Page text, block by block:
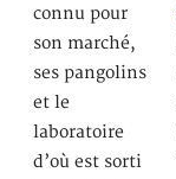
connu pour
son marché,
ses pangolins
et le
laboratoire
d’où est sorti